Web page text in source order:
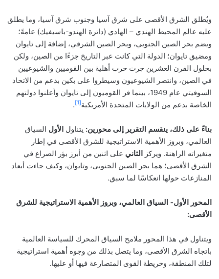
ويُطلق الشرق الأقصى على شرق آسيا وجنوب شرق آسيا، وما يطلق
عليه عالم المحيط الهندي – الهادي (دائرة الهندو-باسيفيك) عامةً؛
ويضم بحر الصين الجنوبي، وبحر الصين الشرقي، إضافة إلى تايوان
ومضيق تايوان؛ الدولة التي كانت عبر التاريخ جزءًا من الصين، ولكن
بحلول القرن العشرين جرت حرب أهلية بين القوميين والشيوعيين
في الصين، وانتصر الشيوعيون وسيطروا على بكين بدعم من الاتحاد
السوفيتي عام 1949، بينما فر القوميون إلى تايوان وأعلنوا دولتهم
الخاصة بدعم من الولايات المتحدة الأمريكية[1]
.
بناءً على ذلك، ينقسم التقرير إلى محورين: يتناول الأول السياق
العالمي، وبروز الأهمية الاستراتيجية للشرق الأقصى في إطار
متغيراته الراهنة. ويركز الثاني على اثنين من أبرز بؤر الصراع في
الشرق الأقصى؛ هما بحر الصين الجنوبي، وتايوان، وكيف جاءت أبعاد
المنازعات حولها انعكاسًا لما سبق.
المحور الأول- السياق العالمي، وبروز الأهمية الاستراتيجية للشرق
الأقصى:
ويتناول في هذا المحور ملامح السياق المحرك للسياسة العالمية
باتجاه الشرق الأقصى، وما يتصل بذلك من وجوه أهمية استراتيجية
لتلك المنطقة، وخريطة القوى المتصارعة فيها أو عليها.